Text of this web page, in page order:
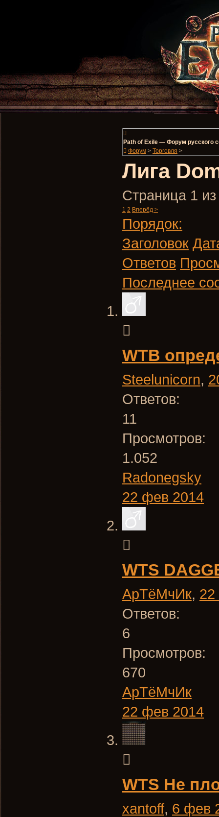
Path of Exile — Форум русского
Форум > Торговля >
Лига
Страница 1
1 2 Вперёд >
Порядок:
Заголовок
Ответов
Последнее
WTB
Steelunicorn,
Ответов:
11
Просмотров:
1.052
Radonegsky
22 фев 2014
WTS
АрТёМчИк,
Ответов:
6
Просмотров:
670
АрТёМчИк
22 фев 2014
WTS Не
xantoff, 6 фев